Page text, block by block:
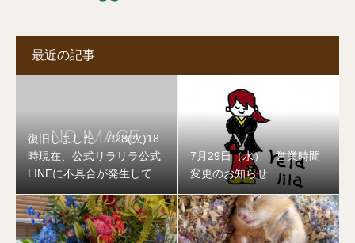
最近の記事
復旧しました 7/28(火)18
時現在、公式リラリラ公式
LINEに不具合が発生してお
7月29日（水） 営業時間
変更のお知らせ